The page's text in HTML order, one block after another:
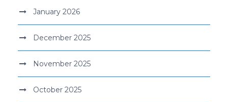
January 2026
December 2025
November 2025
October 2025